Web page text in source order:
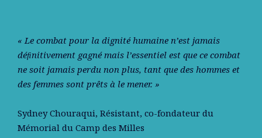
« Le combat pour la dignité humaine n’est jamais
déﬁnitivement gagné mais l’essentiel est que ce combat
ne soit jamais perdu non plus, tant que des hommes et
des femmes sont prêts à le mener. »
Sydney Chouraqui, Résistant, co-fondateur du
Mémorial du Camp des Milles